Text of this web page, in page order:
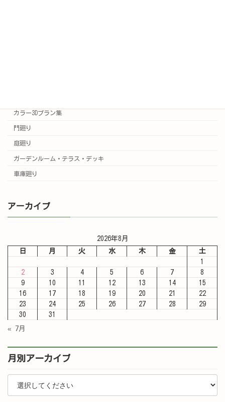
カラー3Dプラン集
門廻り
庭廻り
ガーデンルーム・テラス・デッキ
車庫廻り
アーカイブ
2026年8月
日
月 火 水 木 金
土
1
2
3 4 5 6 7
8
9
10 11 12 13 14
15
16
17 18 19 20 21
22
23
24 25 26 27 28
29
30
31
« 7月
月別アーカイブ